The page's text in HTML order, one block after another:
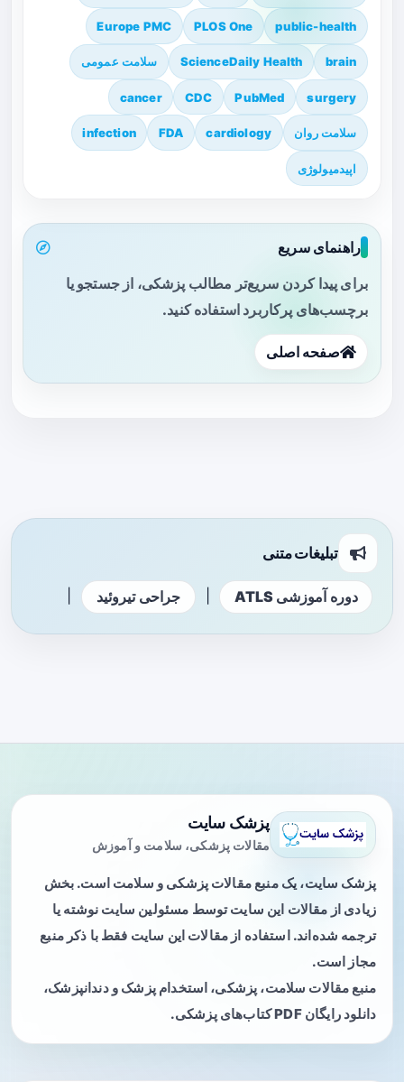
public-health
PLOS One
Europe PMC
brain
ScienceDaily Health سلامت عمومی
surgery
PubMed
CDC
cancer
سلامت روان cardiology
FDA
infection
اپیدمیولوژی
راهنمای سریع
برای پیدا کردن سریع‌تر مطالب پزشکی، از جستجو یا
برچسب‌های پرکاربرد استفاده کنید.
صفحه اصلی
تبلیغات متنی
دوره آموزشی ATLS جراحی تیروئید
پزشک سایت
مقالات پزشکی، سلامت و آموزش
پزشک سایت، یک منبع مقالات پزشکی و سلامت است. بخش
زیادی از مقالات این سایت توسط مسئولین سایت نوشته یا
ترجمه شده‌اند. استفاده از مقالات این سایت فقط با ذکر منبع
مجاز است.
منبع مقالات سلامت، پزشکی، استخدام پزشک و دندانپزشک،
دانلود رایگان PDF کتاب‌های پزشکی.